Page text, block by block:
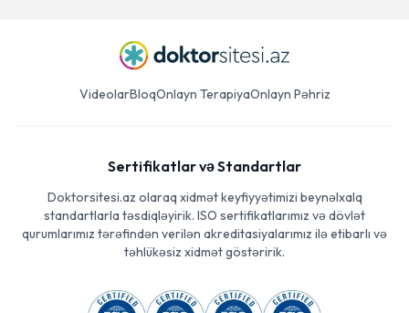
VideolarBloqOnlayn TerapiyaOnlayn Pəhriz
Sertifikatlar və Standartlar
Doktorsitesi.az olaraq xidmət keyfiyyətimizi beynəlxalq
standartlarla təsdiqləyirik. ISO sertifikatlarımız və dövlət
qurumlarımız tərəfindən verilən akreditasiyalarımız ilə etibarlı və
təhlükəsiz xidmət göstəririk.